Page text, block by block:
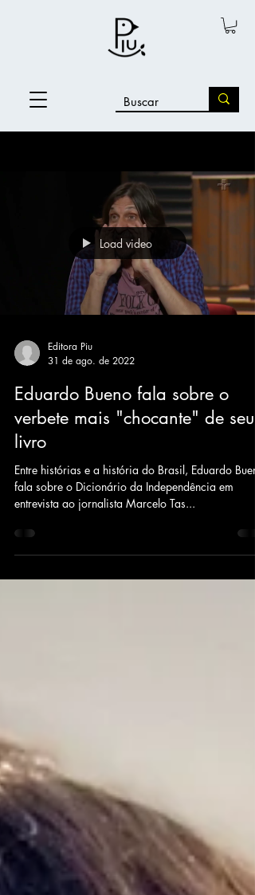
Load video
Editora Piu
31 de ago. de 2022
Eduardo Bueno fala sobre o
verbete mais "chocante" de seu
livro
Entre histórias e a história do Brasil, Eduardo
fala sobre o Dicionário da Independência em
entrevista ao jornalista Marcelo Tas...